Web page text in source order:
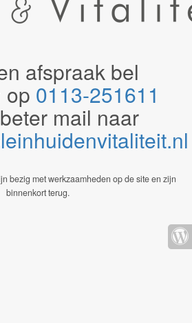
afspraak bel
op 0113-251611
mail naar
bezig met werkzaamheden op de site en zijn
binnenkort terug.